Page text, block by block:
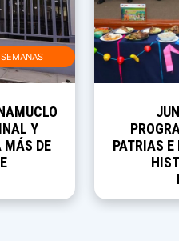
Y
MÁS DE
PATRIAS